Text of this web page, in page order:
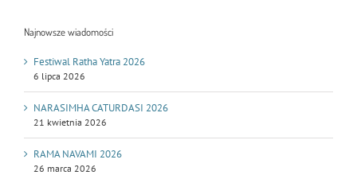
Najnowsze wiadomości
Festiwal Ratha Yatra 2026
6 lipca 2026
NARASIMHA CATURDASI 2026
21 kwietnia 2026
RAMA NAVAMI 2026
26 marca 2026